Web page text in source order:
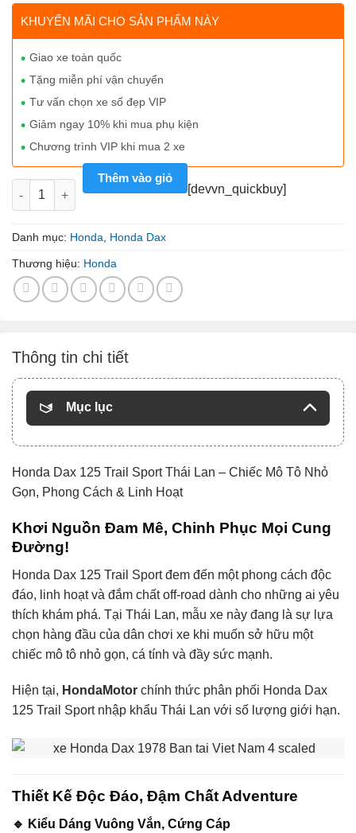
KHUYẾN MÃI CHO SẢN PHẨM NÀY
Giao xe toàn quốc
Tặng miễn phí vận chuyển
Tư vấn chọn xe số đẹp VIP
Giảm ngay 10% khi mua phụ kiện
Chương trình VIP khi mua 2 xe
Honda Dax Trail Sport màu đỏ số lượng
Thêm vào giỏ
[devvn_quickbuy]
Danh mục: Honda Honda Dax
Thương hiệu: Honda
Thông tin chi tiết
Mục lục
Honda Dax 125 Trail Sport Thái Lan – Chiếc Mô Tô Nhỏ
Gọn, Phong Cách & Linh Hoạt
Khơi Nguồn Đam Mê, Chinh Phục Mọi Cung
Đường!
Honda Dax 125 Trail Sport đem đến một phong cách độc
đáo, linh hoạt và đắm chất off-road dành cho những ai yêu
thích khám phá. Tại Thái Lan, mẫu xe này đang là sự lựa
chọn hàng đầu của dân chơi xe khi muốn sở hữu một
chiếc mô tô nhỏ gọn, cá tính và đầy sức mạnh.
Hiện tại, HondaMotor chính thức phân phối Honda Dax
125 Trail Sport nhập khẩu Thái Lan với số lượng giới hạn.
Thiết Kế Độc Đáo, Đậm Chất Adventure
🔹 Kiểu Dáng Vuông Vắn, Cứng Cáp